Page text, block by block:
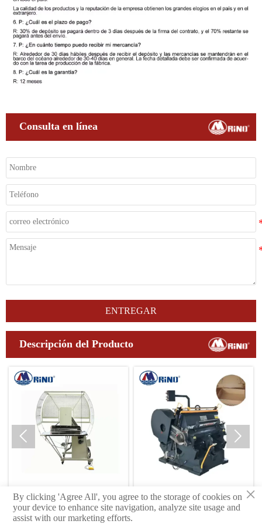
Consulta en línea
ENTREGAR
Descripción del Producto
Máquina troqueladora manual
Línea de producción de
corrugado de siete capas de
 
×
By clicking 'Agree All', you agree to the storage of cookies on
your device to enhance site navigation, analyze site usage and
assist with our marketing efforts.